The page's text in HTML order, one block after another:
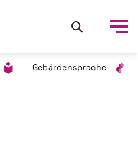
Gebärdensprache